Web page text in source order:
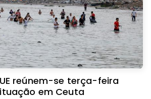
reúnem-se terça-feira
em Ceuta